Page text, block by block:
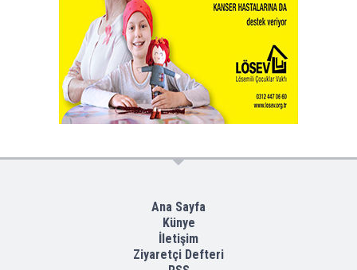
Ana Sayfa
Künye
İletişim
Ziyaretçi Defteri